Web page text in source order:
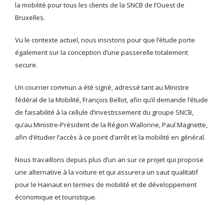
la mobilité pour tous les clients de la SNCB de l’Ouest de
Bruxelles.
Vu le contexte actuel, nous insistons pour que l’étude porte
également sur la conception d’une passerelle totalement
secure.
Un courrier commun a été signé, adressé tant au Ministre
fédéral de la Mobilité, François Bellot, afin qu’il demande l’étude
de faisabilité à la cellule d’investissement du groupe SNCB,
qu’au Ministre-Président de la Région Wallonne, Paul Magnette,
afin d’étudier l’accès à ce point d’arrêt et la mobilité en général.
Nous travaillons depuis plus d’un an sur ce projet qui propose
une alternative à la voiture et qui assurera un saut qualitatif
pour le Hainaut en termes de mobilité et de développement
économique et touristique.